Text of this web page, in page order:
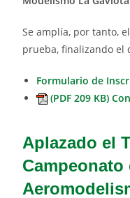
Se amplía, por tanto,
prueba, finalizando el
Formulario de
(PDF 209 KB)
Aplazado el